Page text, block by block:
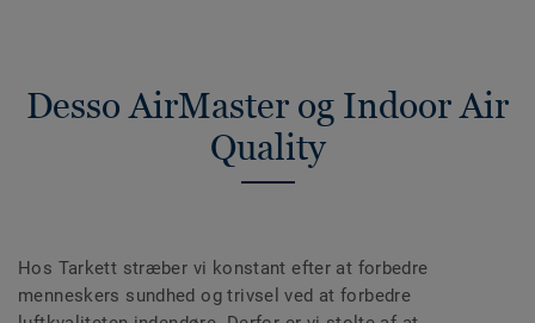
Desso AirMaster og Indoor Air
Quality
Hos Tarkett stræber vi konstant efter at forbedre
menneskers sundhed og trivsel ved at forbedre